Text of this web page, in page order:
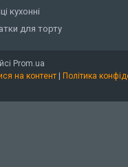
кухонні
для торту
Prom.ua
на контент | Політика